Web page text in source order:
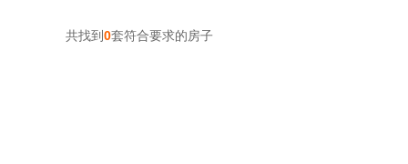
共找到 0套符合要求的房子